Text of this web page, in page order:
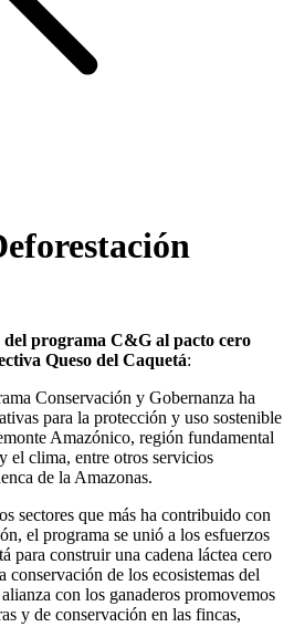
programa C&G al pacto cero
Queso del Caquetá:
Conservación y Gobernanza ha
para la protección y uso sostenible
Amazónico, región fundamental
el clima, entre otros servicios
de la Amazonas.
sectores que más ha contribuido con
el programa se unió a los esfuerzos
para construir una cadena láctea cero
conservación de los ecosistemas del
con los ganaderos promovemos
y de conservación en las fincas,